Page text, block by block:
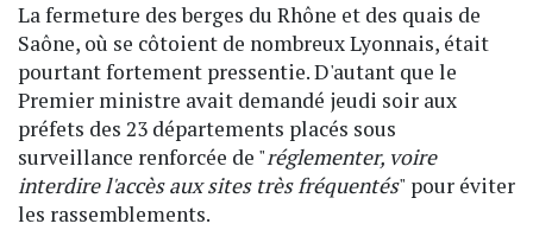
La fermeture des berges du Rhône et des quais de
Saône, où se côtoient de nombreux Lyonnais, était
pourtant fortement pressentie. D'autant que le
Premier ministre avait demandé jeudi soir aux
préfets des 23 départements placés sous
surveillance renforcée de "réglementer, voire
interdire l'accès aux sites très fréquentés" pour éviter
les rassemblements.